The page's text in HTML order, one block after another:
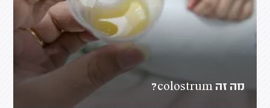
מה זה colostrum?